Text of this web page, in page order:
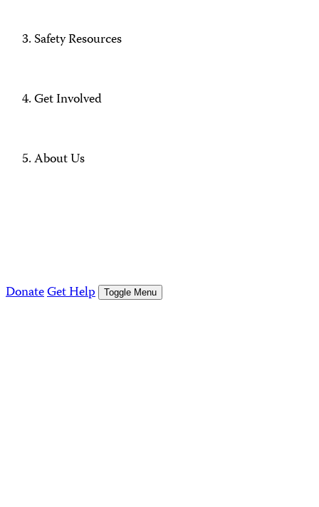
Safety Resources
Get Involved
About Us
DonateGet Help Toggle Menu